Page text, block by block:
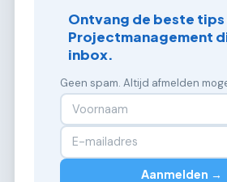
Ontvang de beste
Projectmanagement
inbox.
Geen spam. Altijd afmelden
Aanmelden →